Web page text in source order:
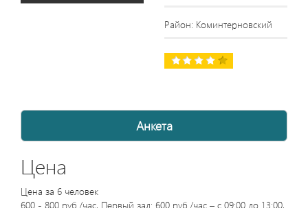
Район: Коминтерновский
Анкета
Цена
Цена за 6 человек
600 - 800 руб./час, Первый зал: 600 руб./час – с 09:00 до 13:00,